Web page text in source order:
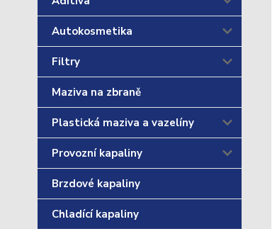
Autokosmetika
Filtry
Maziva na zbraně
Plastická maziva a vazelíny
Provozní kapaliny
Brzdové kapaliny
Chladící kapaliny